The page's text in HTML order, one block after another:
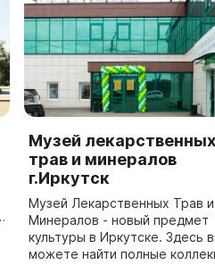
Музей лекарственных
трав и минералов
г.Иркутск
Музей Лекарственных Трав и
Минералов - новый предмет
культуры в Иркутске. Здесь
можете найти полные